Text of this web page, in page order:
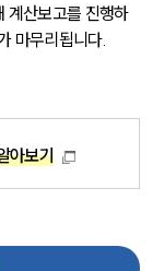
계산보고를 진행하
마무리됩니다.
아보기